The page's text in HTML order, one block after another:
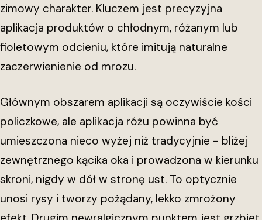
zimowy charakter. Kluczem jest precyzyjna
aplikacja produktów o chłodnym, różanym lub
fioletowym odcieniu, które imitują naturalne
zaczerwienienie od mrozu.
Głównym obszarem aplikacji są oczywiście kości
policzkowe, ale aplikacja różu powinna być
umieszczona nieco wyżej niż tradycyjnie - bliżej
zewnętrznego kącika oka i prowadzona w kierunku
skroni, nigdy w dół w stronę ust. To optycznie
unosi rysy i tworzy pożądany, lekko zmrożony